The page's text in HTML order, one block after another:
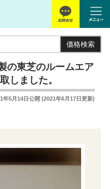
価格検索
の東芝のルームエア
しました。
年5月14日公開 (2021年6月17日更新)